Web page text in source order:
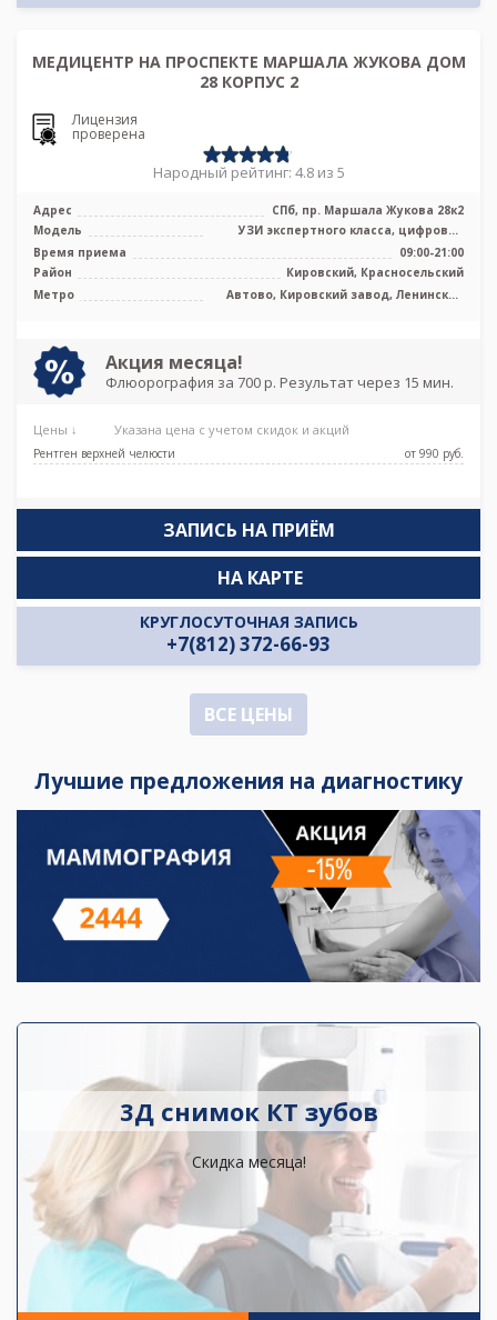
МЕДИЦЕНТР НА ПРОСПЕКТЕ МАРШАЛА ЖУКОВА ДОМ
28 КОРПУС 2
Лицензия
проверена
Народный рейтинг: 4.8 из 5
Адрес
СПб, пр. Маршала Жукова 28к2
Модель
УЗИ экспертного класса, цифровой
рентген
Время приема
09:00-21:00
Район
Кировский, Красносельский
Метро
Автово, Кировский завод, Ленинский
Акция месяца!
Флюорография за 700 р. Результат через 15 мин.
Цены ↓ Указана цена с учетом скидок и акций
Рентген верхней челюсти от 990 pуб.
ЗАПИСЬ НА ПРИЁМ
КРУГЛОСУТОЧНАЯ ЗАПИСЬ
+7(812) 372-66-93
НА КАРТЕ
ВСЕ ЦЕНЫ
Лучшие предложения на диагностику
3Д снимок КТ зубов
Скидка месяца!